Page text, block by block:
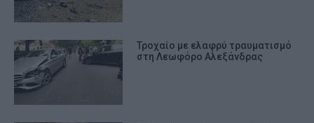
Τροχαίο με ελαφρύ τραυματισμό
στη Λεωφόρο Αλεξάνδρας